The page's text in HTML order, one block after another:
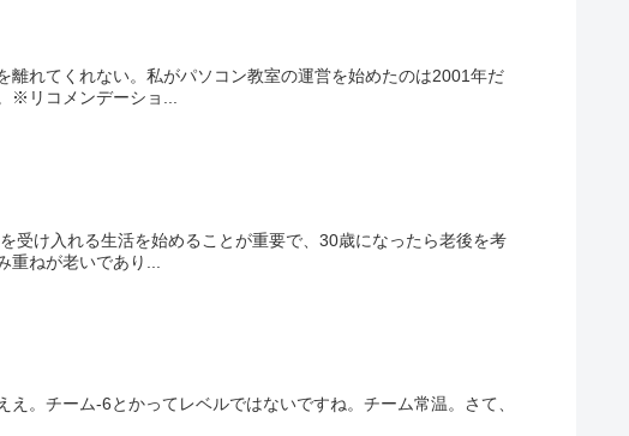
れてくれない。私がパソコン教室の運営を始めたのは2001年だ
※リコメンデーショ...
け入れる生活を始めることが重要で、30歳になったら老後を考
ねが老いであり...
。チーム-6とかってレベルではないですね。チーム常温。さて、